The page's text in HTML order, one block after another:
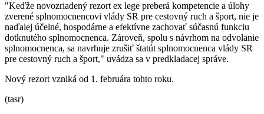
"Keďže novozriadený rezort ex lege preberá kompetencie a úlohy
zverené splnomocnencovi vlády SR pre cestovný ruch a šport, nie je
naďalej účelné, hospodárne a efektívne zachovať súčasnú funkciu
dotknutého splnomocnenca. Zároveň, spolu s návrhom na odvolanie
splnomocnenca, sa navrhuje zrušiť štatút splnomocnenca vlády SR
pre cestovný ruch a šport," uvádza sa v predkladacej správe.
Nový rezort vzniká od 1. februára tohto roku.
(tasr)